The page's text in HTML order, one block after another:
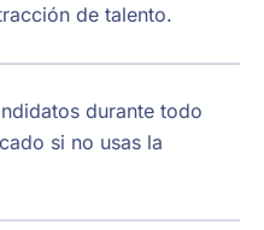
de talento.
durante todo
si no usas la